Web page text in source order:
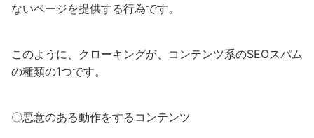
ないページを提供する行為です。
このように、クローキングが、コンテンツ系のSEOスパム
の種類の1つです。
〇悪意のある動作をするコンテンツ